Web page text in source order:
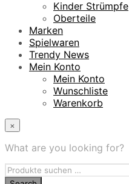
Kinder Strümpfe
Oberteile
Marken
Spielwaren
Trendy News
Mein Konto
Mein Konto
Wunschliste
Warenkorb
×
What are you looking for?